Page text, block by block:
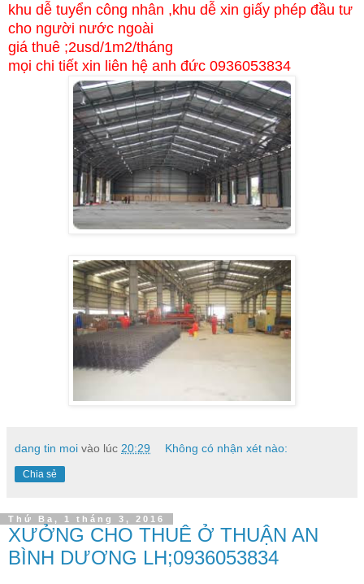
khu dễ tuyển công nhân ,khu dễ xin giấy phép đầu tư
cho người nước ngoài
giá thuê ;2usd/1m2/tháng
mọi chi tiết xin liên hệ anh đức 0936053834
dang tin moi vào lúc 20:29 Không có nhận xét nào:
Chia sẻ
Thứ Ba, 1 tháng 3, 2016
XƯỞNG CHO THUÊ Ở THUẬN AN
BÌNH DƯƠNG LH;0936053834